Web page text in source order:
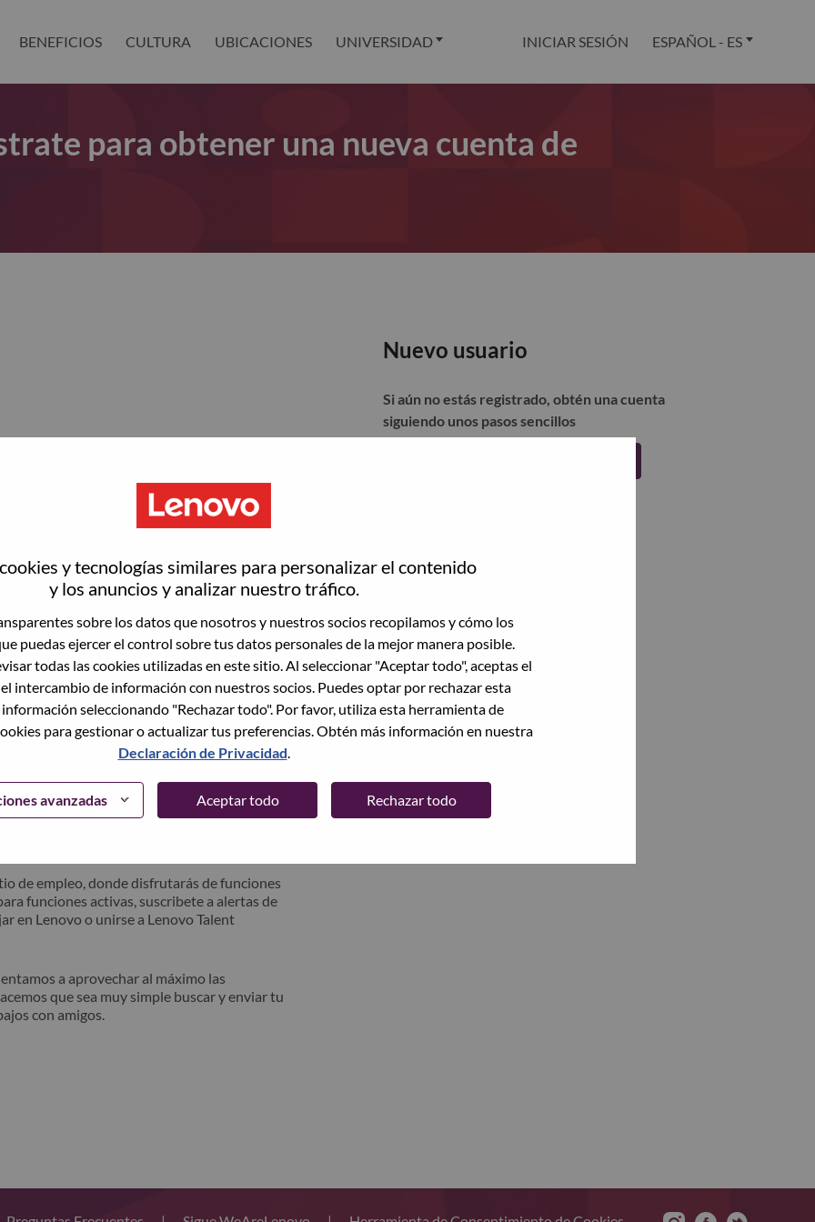
y tecnologías similares para personalizar el contenido
y los anuncios y analizar nuestro tráfico.
sobre los datos que nosotros y nuestros socios recopilamos y cómo los
puedas ejercer el control sobre tus datos personales de la mejor manera posible.
todas las cookies utilizadas en este sitio. Al seleccionar "Aceptar todo", aceptas el
intercambio de información con nuestros socios. Puedes optar por rechazar esta
seleccionando "Rechazar todo". Por favor, utiliza esta herramienta de
para gestionar o actualizar tus preferencias. Obtén más información en nuestra
Declaración de Privacidad.
avanzadas Aceptar todo Rechazar todo
BENEFICIOS CULTURA UBICACIONES UNIVERSIDAD INICIAR SESIÓN ESPAÑOL - ES
para obtener una nueva cuenta de
actual, tenemos su correo electrónico
su contraseña?" para restablecer e iniciar
como nuevo usuario, comunícate con
con los detalles del error y
"Problema de inicio de sesión del
Un miembro de nuestro equipo se
de la revisión.
de empleo, donde disfrutarás de funciones
funciones activas, suscribete a alertas de
en Lenovo o unirse a Lenovo Talent
a aprovechar al máximo las
que sea muy simple buscar y enviar tu
con amigos.
Nuevo usuario
Si aún no estás registrado, obtén una cuenta
siguiendo unos pasos sencillos